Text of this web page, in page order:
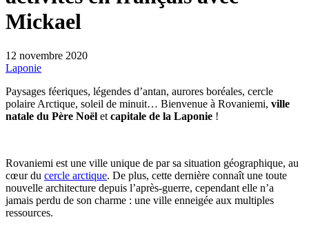
Mickael
12 novembre 2020
Laponie
Paysages féeriques, légendes d’antan, aurores boréales, cercle
polaire Arctique, soleil de minuit… Bienvenue à Rovaniemi, ville
natale du Père Noël et capitale de la Laponie !
Rovaniemi est une ville unique de par sa situation géographique, au
cœur du cercle arctique. De plus, cette dernière connaît une toute
nouvelle architecture depuis l’après-guerre, cependant elle n’a
jamais perdu de son charme : une ville enneigée aux multiples
ressources.